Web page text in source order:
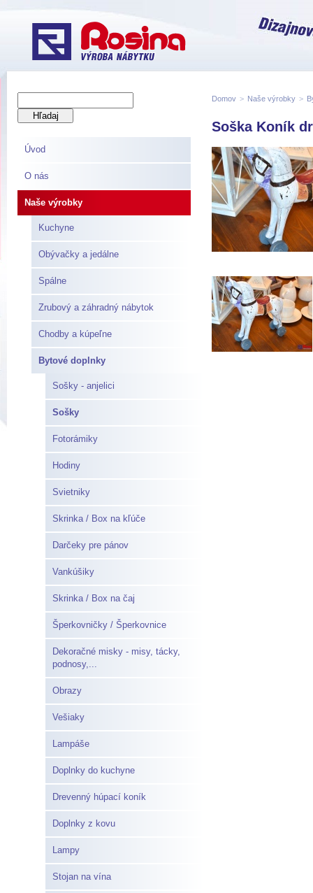
Úvod
O nás
Naše výrobky
Kuchyne
Obývačky a jedálne
Spálne
Zrubový a záhradný nábytok
Chodby a kúpeľne
Bytové doplnky
Sošky - anjelici
Sošky
Fotorámiky
Hodiny
Svietniky
Skrinka / Box na kľúče
Darčeky pre pánov
Vankúšiky
Skrinka / Box na čaj
Šperkovničky / Šperkovnice
Dekoračné misky - misy, tácky,
podnosy,...
Obrazy
Vešiaky
Lampáše
Doplnky do kuchyne
Drevenný húpací koník
Doplnky z kovu
Lampy
Stojan na vína
Domov > Naše výrobky >
Soška Koník